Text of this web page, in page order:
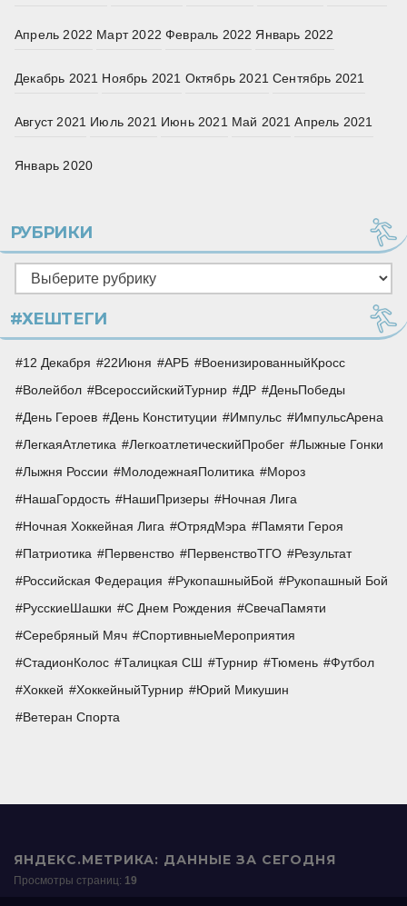
Апрель 2022 Март 2022 Февраль 2022 Январь 2022
Декабрь 2021 Ноябрь 2021 Октябрь 2021 Сентябрь 2021
Август 2021 Июль 2021 Июнь 2021 Май 2021 Апрель 2021
Январь 2020
РУБРИКИ
Рубрики
#ХЕШТЕГИ
12 Декабря 22Июня АРБ
ВоенизированныйКросс
Волейбол
ВсероссийскийТурнир ДР
ДеньПобеды
День Героев
День Конституции Импульс
ИмпульсАрена
ЛегкаяАтлетика
ЛегкоатлетическийПробег
Лыжные Гонки
Лыжня России
МолодежнаяПолитика
Мороз
НашаГордость
НашиПризеры
Ночная Лига
Ночная Хоккейная Лига
ОтрядМэра
Памяти Героя
Патриотика
Первенство ПервенствоТГО
Результат
Российская Федерация
РукопашныйБой
Рукопашный Бой
РусскиеШашки
С Днем Рождения
СвечаПамяти
Серебряный Мяч
СпортивныеМероприятия
СтадионКолос
Талицкая СШ Турнир Тюмень
Футбол
Хоккей
ХоккейныйТурнир
Юрий Микушин
Ветеран Спорта
ЯНДЕКС.МЕТРИКА: ДАННЫЕ ЗА СЕГОДНЯ
Просмотры страниц: 19